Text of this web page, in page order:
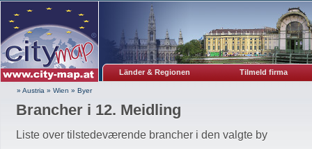
Länder & Regionen Tilmeld firma
» Austria » Wien » Byer
Brancher i 12. Meidling
Liste over tilstedeværende brancher i den valgte by